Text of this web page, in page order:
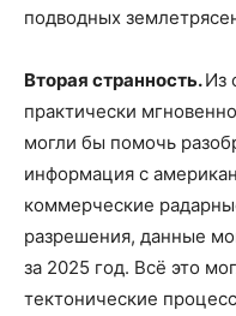
подводных
Вторая странность.Из
практически
могли бы помочь
информация с
коммерческие
разрешения, данные
за 2025 год. Всё это
тектонические